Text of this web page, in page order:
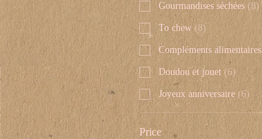
Gourmandises séchées (8)
To chew (8)
Compléments alimentaires
Doudou et jouet (6)
Joyeux anniversaire (6)
Price